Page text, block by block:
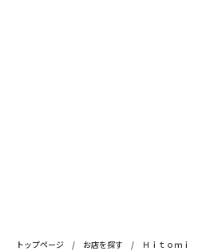
トップページ / お店を探す / Ｈｉｔｏｍｉ